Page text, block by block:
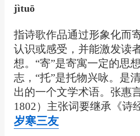
jìtuō
指诗歌作品通过形象化而
认识或感受，并能激发读
想。“寄”是寄寓一定的思
志，“托”是托物兴咏。是
出的一个文学术语。张惠
1802）主张词要继承《诗
岁寒三友